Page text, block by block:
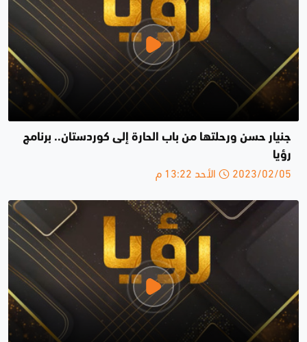
جنيار حسن ورحلتها من باب الحارة إلى كوردستان.. برنامج
رؤيا
2023/02/05 الأحد 13:22 م